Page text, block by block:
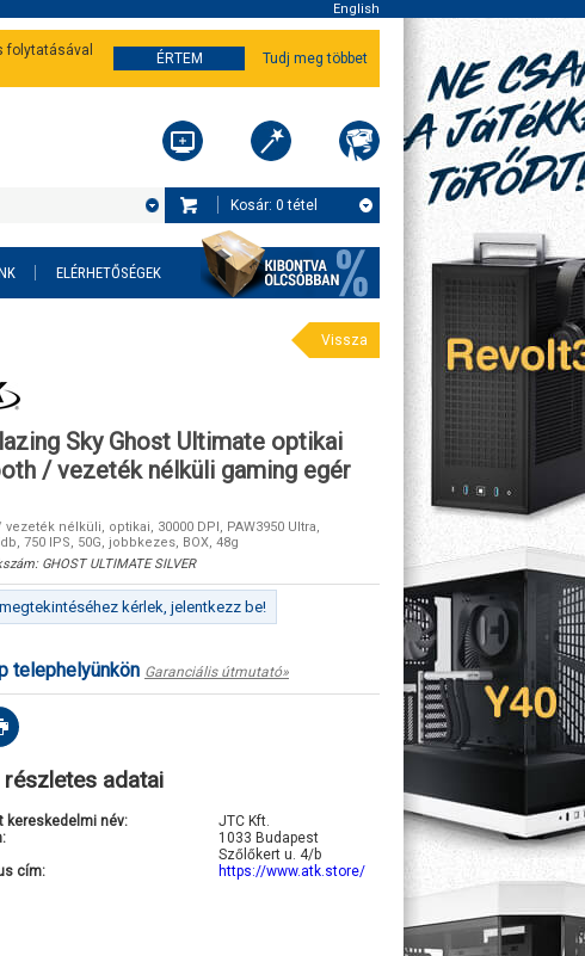
English
folytatásával
ÉRTEM Tudj meg többet
Kosár: 0 tétel
ELÉRHETŐSÉGEK
Vissza
Sky Ghost Ultimate optikai
/ vezeték nélküli gaming egér
nélküli, optikai, 30000 DPI, PAW3950 Ultra,
750 IPS, 50G, jobbkezes, BOX, 48g
GHOST ULTIMATE SILVER
kérlek, jelentkezz be!
telephelyünkön Garanciális útmutató»
részletes adatai
kereskedelmi név:
JTC Kft.
1033 Budapest
Szőlőkert u. 4/b
cím:
https://www.atk.store/